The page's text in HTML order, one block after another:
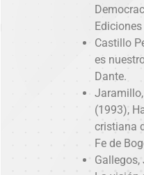
Ediciones
Castillo
es
Dante.
(1993),
cristiana
Fe de